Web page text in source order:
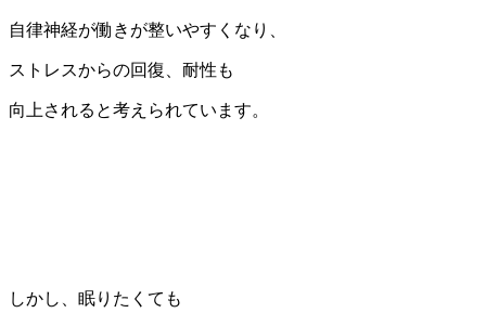
自律神経が働きが整いやすくなり、
ストレスからの回復、耐性も
向上されると考えられています。
しかし、眠りたくても